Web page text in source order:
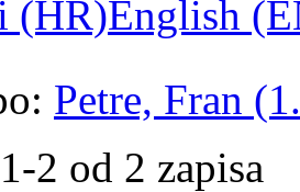
(HR)English
Petre, Fran
2 od 2 zapisa